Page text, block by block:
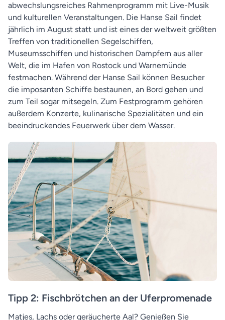
abwechslungsreiches Rahmenprogramm mit Live-Musik
und kulturellen Veranstaltungen. Die Hanse Sail findet
jährlich im August statt und ist eines der weltweit größten
Treffen von traditionellen Segelschiffen,
Museumsschiffen und historischen Dampfern aus aller
Welt, die im Hafen von Rostock und Warnemünde
festmachen. Während der Hanse Sail können Besucher
die imposanten Schiffe bestaunen, an Bord gehen und
zum Teil sogar mitsegeln. Zum Festprogramm gehören
außerdem Konzerte, kulinarische Spezialitäten und ein
beeindruckendes Feuerwerk über dem Wasser.
Tipp 2: Fischbrötchen an der Uferpromenade
Matjes, Lachs oder geräucherte Aal? Genießen Sie